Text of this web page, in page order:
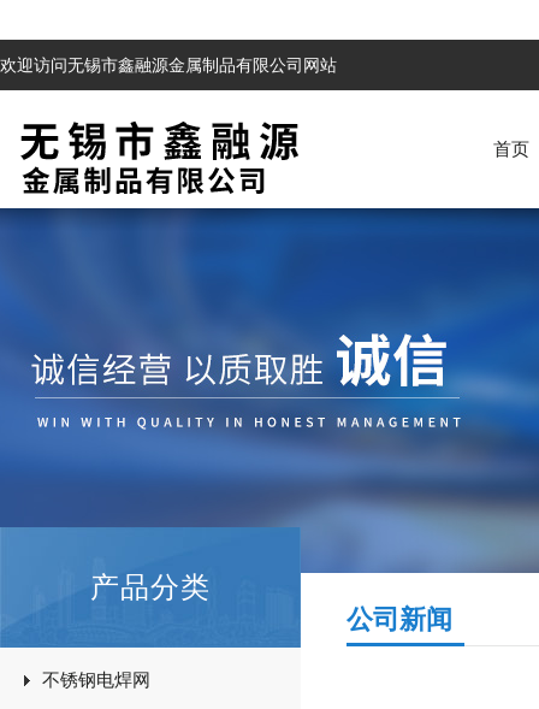
欢迎访问无锡市鑫融源金属制品有限公司网站
首页
产品分类
不锈钢电焊网
公司新闻